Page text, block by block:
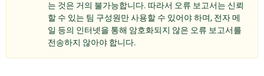
는 것은 거의 불가능합니다. 따라서 오류 보고서는 신뢰
할 수 있는 팀 구성원만 사용할 수 있어야 하며, 전자 메
일 등의 인터넷을 통해 암호화되지 않은 오류 보고서를
전송하지 않아야 합니다.